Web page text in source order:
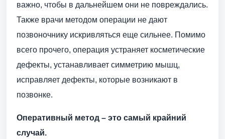
важно, чтобы в дальнейшем они не повреждались.
Также врачи методом операции не дают
позвоночнику искривляться еще сильнее. Помимо
всего прочего, операция устраняет косметические
дефекты, устанавливает симметрию мышц,
исправляет дефекты, которые возникают в
позвонке.
Оперативный метод – это самый крайний
случай.